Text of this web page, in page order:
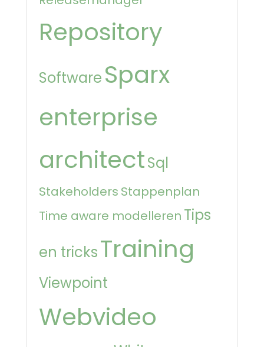
Repository
Software Sparx
enterprise
architectSql
Stakeholders Stappenplan
Time aware modelleren Tips
en tricksTraining
Viewpoint
Webvideo